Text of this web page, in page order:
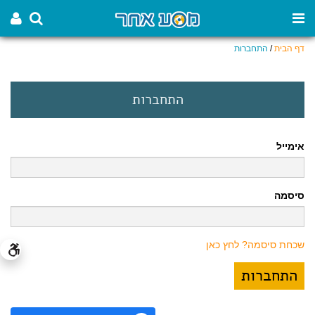
דף הבית/ התחברות
התחברות
אימייל
סיסמה
שכחת סיסמה? לחץ כאן